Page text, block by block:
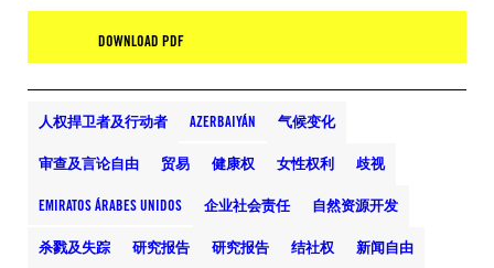
DOWNLOAD PDF
人权捍卫者及行动者 AZERBAIYÁN 气候变化
审查及言论自由 贸易 健康权 女性权利 歧视
EMIRATOS ÁRABES UNIDOS 企业社会责任 自然资源开发
杀戮及失踪 研究报告 研究报告 结社权 新闻自由